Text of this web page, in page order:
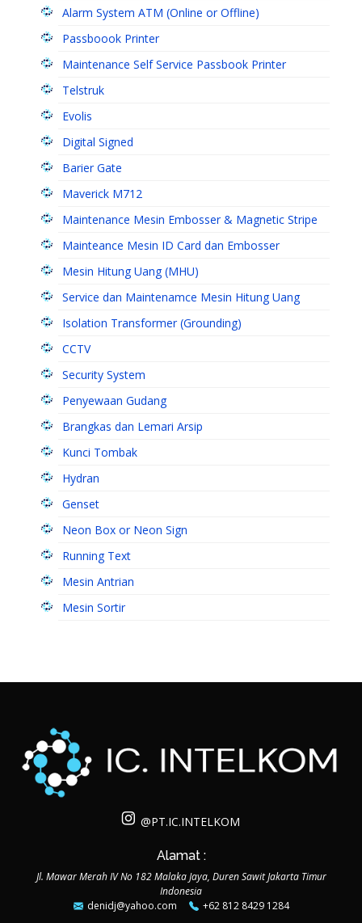
Alarm System ATM (Online or Offline)
Passboook Printer
Maintenance Self Service Passbook Printer
Telstruk
Evolis
Digital Signed
Barier Gate
Maverick M712
Maintenance Mesin Embosser & Magnetic Stripe
Mainteance Mesin ID Card dan Embosser
Mesin Hitung Uang (MHU)
Service dan Maintenamce Mesin Hitung Uang
Isolation Transformer (Grounding)
CCTV
Security System
Penyewaan Gudang
Brangkas dan Lemari Arsip
Kunci Tombak
Hydran
Genset
Neon Box or Neon Sign
Running Text
Mesin Antrian
Mesin Sortir
@PT.IC.INTELKOM
Alamat :
Jl. Mawar Merah IV No 182 Malaka Jaya, Duren Sawit Jakarta Timur
Indonesia
denidj@yahoo.com
+62 812 8429 1284